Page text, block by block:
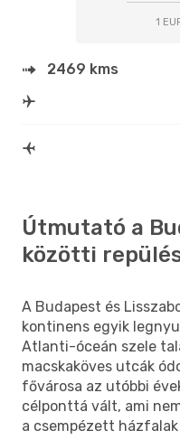
1
2469 kms
Útmutató a
közötti
A Budapest és
kontinens egyik
Atlanti-óceán szele
macskaköves utcák
fővárosa az utóbbi
célponttá vált, ami
a csempézett